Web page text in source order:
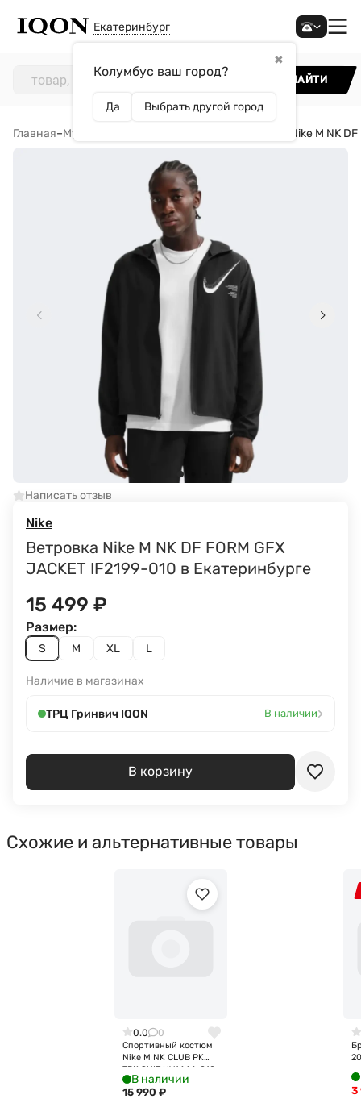
Екатеринбург
✖
Колумбус ваш город?
Да Выбрать другой город
НАЙТИ
Главная–Мужчинам Ветровка Nike M NK
Написать отзыв
Nike
Ветровка Nike M NK DF FORM GFX
JACKET IF2199-010 в Екатеринбурге
15 499 ₽
S M XL L
Размер:
Наличие в магазинах
ТРЦ Гринвич IQON В наличии›
В корзину
Схожие и альтернативные товары
0.0 0
Спортивный костюм
Nike M NK CLUB PK
TRK SUIT HV1444-010
В наличии
15 990 ₽ 3